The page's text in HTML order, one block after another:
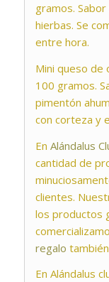
gramos.
hierbas. Se
entre hora.
Mini queso de
100 gramos.
pimentón
con corteza y
En Alándalus
cantidad de
clientes.
los productos
regalo
En Alándalus